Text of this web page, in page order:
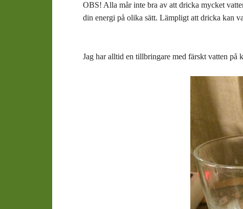
OBS! Alla mår inte bra av att dricka mycket
din energi på olika sätt. Lämpligt att dricka kan
Jag har alltid en tillbringare med färskt vatten